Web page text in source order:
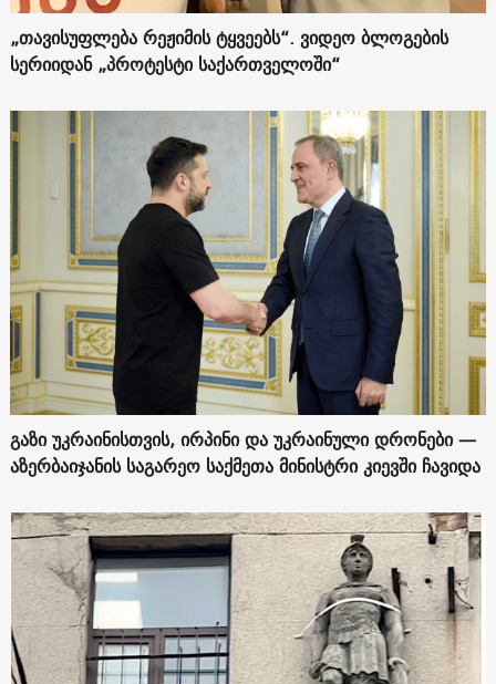
„თავისუფლება რეჟიმის ტყვეებს“. ვიდეო ბლოგების
სერიიდან „პროტესტი საქართველოში“
გაზი უკრაინისთვის, ირპინი და უკრაინული დრონები —
აზერბაიჯანის საგარეო საქმეთა მინისტრი კიევში ჩავიდა